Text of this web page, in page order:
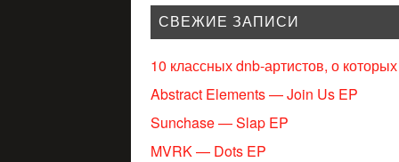
СВЕЖИЕ ЗАПИСИ
10 классных dnb-артистов, о
Abstract Elements — Join Us EP
Sunchase — Slap EP
MVRK — Dots EP